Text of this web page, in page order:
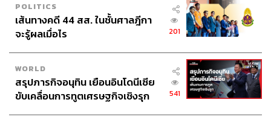
POLITICS
เส้นทางคดี 44 สส. ในชั้นศาลฎีกา
จะรู้ผลเมื่อไร
201
WORLD
สรุปภารกิจอนุทิน เยือนอินโดนีเซีย
ขับเคลื่อนการทูตเศรษฐกิจเชิงรุก
541